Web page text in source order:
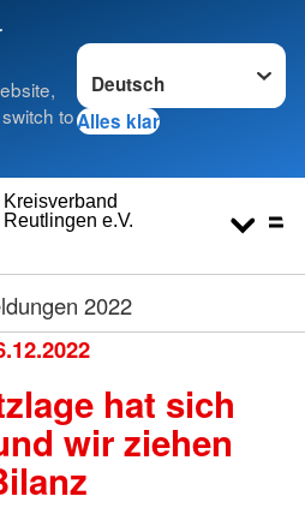
to
Sprache wechseln zu
Alles klar
Reutlingen e.V.
Kreisverband
2022
hat sich
wir ziehen